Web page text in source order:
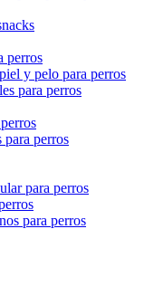
perros
y pelo para perros
para perros
perros
para perros
para perros